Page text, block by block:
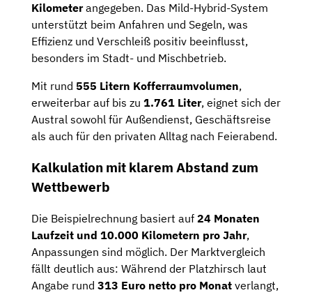
Kilometerangegeben. Das Mild-Hybrid-System
unterstützt beim Anfahren und Segeln, was
Effizienz und Verschleiß positiv beeinflusst,
besonders im Stadt- und Mischbetrieb.
Mit rund 555 Litern Kofferraumvolumen,
erweiterbar auf bis zu 1.761 Liter, eignet sich der
Austral sowohl für Außendienst, Geschäftsreise
als auch für den privaten Alltag nach Feierabend.
Kalkulation mit klarem Abstand zum
Wettbewerb
Die Beispielrechnung basiert auf 24 Monaten
Laufzeit und 10.000 Kilometern pro Jahr,
Anpassungen sind möglich. Der Marktvergleich
fällt deutlich aus: Während der Platzhirsch laut
Angabe rund 313 Euro netto pro Monat verlangt,